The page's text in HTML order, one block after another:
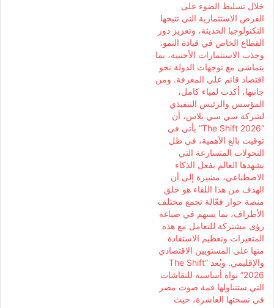
خلال تسليط الضوء على
الفرص الاستثمارية التي تتيحها
التكنولوجيا الحديثة، وتعزيز دور
القطاع الخاص في قيادة النمو،
وجذب الاستثمارات الأجنبية، بما
يتماشى مع توجهات الدولة نحو
اقتصاد قائم على المعرفة. ومن
جانبها، أكدت لمياء كامل،
المؤسس والرئيس التنفيذي
لشركة سي سي بلاس، أن
“The Shift 2026” يأتي في
توقيت بالغ الأهمية، في ظل
التحولات المتسارعة التي
يشهدها العالم بفعل الذكاء
الاصطناعي، مشيرة إلى أن
الهدف من هذا اللقاء هو خلق
منصة حوار فعّالة تجمع مختلف
الأطراف، بما يسهم في صياغة
رؤى مشتركة للتعامل مع هذه
المتغيرات وتعظيم الاستفادة
منها على المستويين الاقتصادي
والإقليمي. ويُعد “The Shift
2026” نواة أساسية للنقاشات
التي ستتناولها قمة صوت مصر
في نسختها العاشرة، حيث